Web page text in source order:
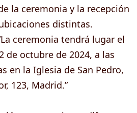
la ceremonia y la recepción
distintas.
ceremonia tendrá lugar el
de octubre de 2024, a las
en la Iglesia de San Pedro,
123, Madrid.”